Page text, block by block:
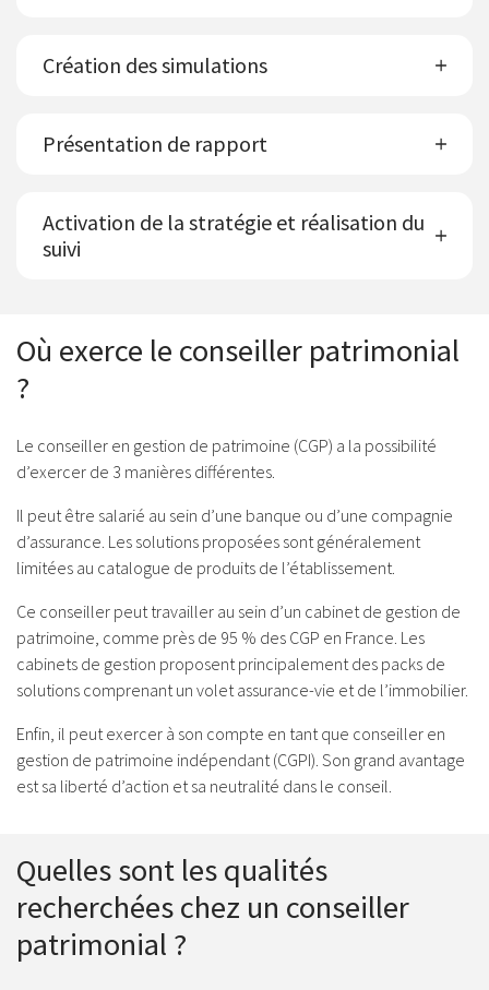
Création des simulations
Présentation de rapport
Activation de la stratégie et réalisation du
suivi
Où exerce le conseiller patrimonial
?
Le conseiller en gestion de patrimoine (CGP) a la possibilité
d’exercer de 3 manières différentes.
Il peut être salarié au sein d’une banque ou d’une compagnie
d’assurance. Les solutions proposées sont généralement
limitées au catalogue de produits de l’établissement.
Ce conseiller peut travailler au sein d’un cabinet de gestion de
patrimoine, comme près de 95 % des CGP en France. Les
cabinets de gestion proposent principalement des packs de
solutions comprenant un volet assurance-vie et de l’immobilier.
Enfin, il peut exercer à son compte en tant que conseiller en
gestion de patrimoine indépendant (CGPI). Son grand avantage
est sa liberté d’action et sa neutralité dans le conseil.
Quelles sont les qualités
recherchées chez un conseiller
patrimonial ?